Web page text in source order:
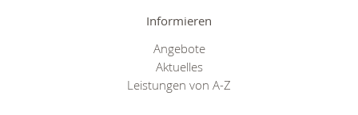
Informieren
Angebote
Aktuelles
Leistungen von A-Z